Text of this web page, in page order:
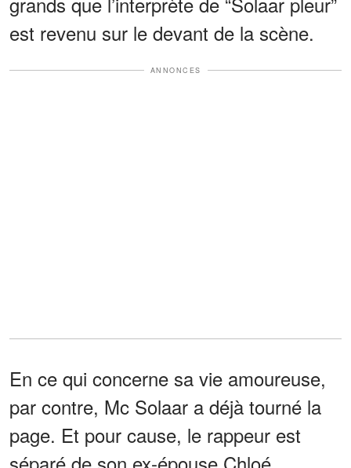
est revenu sur le devant de la scène.
ANNONCES
En ce qui concerne sa vie amoureuse,
par contre, Mc Solaar a déjà tourné la
page. Et pour cause, le rappeur est